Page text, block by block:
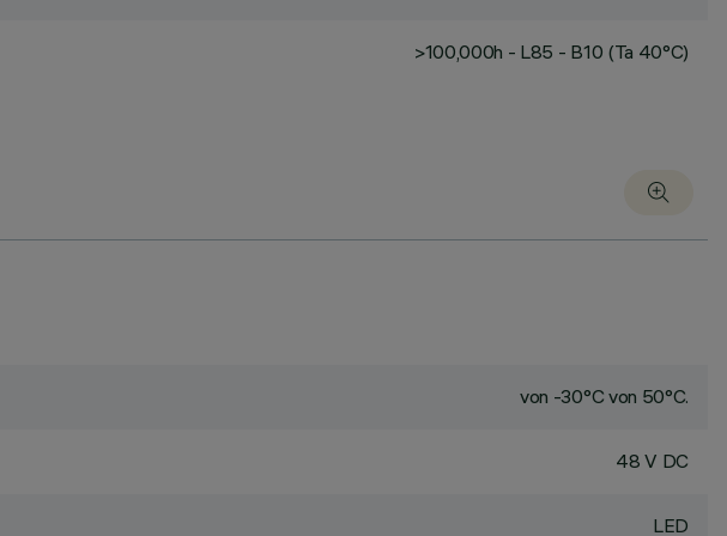
>100,000h - L85 - B10 (Ta 40°C)
von -30°C von 50°C.
48 V DC
LED